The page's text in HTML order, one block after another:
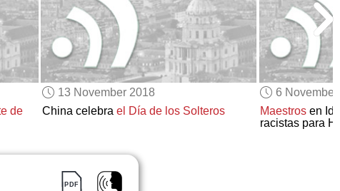
Spanish (Latino)
SUBSCRIBE
EDUCATIONAL LICENSES
GIFT CARDS
OTHER LANGUAGES
de
13 November 2018
China celebra el Día de los Solteros
6
Maestros en
racistas para